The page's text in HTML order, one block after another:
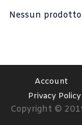
Nessun
Account
Privacy Policy
Copyright ©